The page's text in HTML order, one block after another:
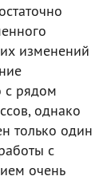
изменений
с рядом
однако
только один
с
очень